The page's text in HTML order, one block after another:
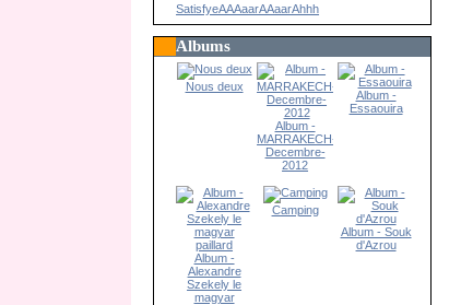
SatisfyeAAAaarAAaarAhhh
Albums
Nous deux
Album -
MARRAKECH-
Decembre-
2012
Album -
Essaouira
Album -
Alexandre
Szekely le
magyar
Camping
Album - Souk
d'Azrou